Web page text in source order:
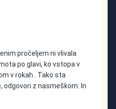
pročeljem ni vlivala
po glavi, ko vstopa v
v rokah . Tako sta
odgovori z nasmeškom. In